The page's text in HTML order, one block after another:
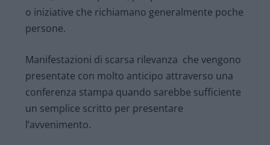
o iniziative che richiamano generalmente poche
persone.
Manifestazioni di scarsa rilevanza che vengono
presentate con molto anticipo attraverso una
conferenza stampa quando sarebbe sufficiente
un semplice scritto per presentare
l’avvenimento.